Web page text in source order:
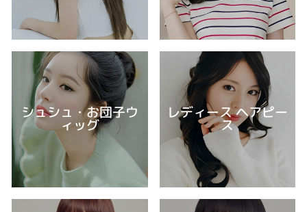
シュシュ・お団子ウ
ィッグ
レディース ヘアピー
ス